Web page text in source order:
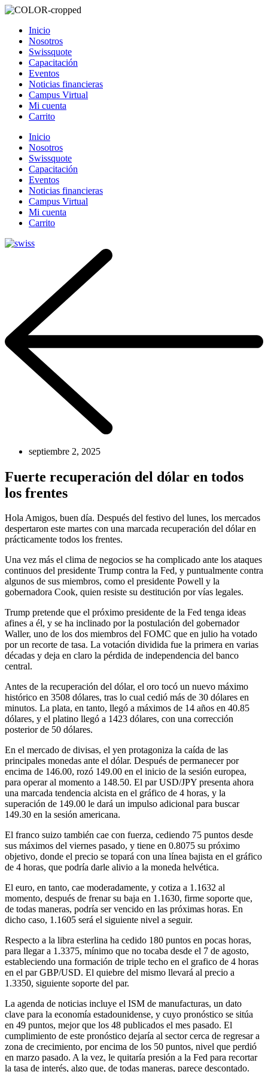
Inicio
Nosotros
Swissquote
Capacitación
Eventos
Noticias financieras
Campus Virtual
Mi cuenta
Carrito
Inicio
Nosotros
Swissquote
Capacitación
Eventos
Noticias financieras
Campus Virtual
Mi cuenta
Carrito
septiembre 2, 2025
Fuerte recuperación del dólar en todos
los frentes
Hola Amigos, buen día. Después del festivo del lunes, los mercados
despertaron este martes con una marcada recuperación del dólar en
prácticamente todos los frentes.
Una vez más el clima de negocios se ha complicado ante los ataques
continuos del presidente Trump contra la Fed, y puntualmente contra
algunos de sus miembros, como el presidente Powell y la
gobernadora Cook, quien resiste su destitución por vías legales.
Trump pretende que el próximo presidente de la Fed tenga ideas
afines a él, y se ha inclinado por la postulación del gobernador
Waller, uno de los dos miembros del FOMC que en julio ha votado
por un recorte de tasa. La votación dividida fue la primera en varias
décadas y deja en claro la pérdida de independencia del banco
central.
Antes de la recuperación del dólar, el oro tocó un nuevo máximo
histórico en 3508 dólares, tras lo cual cedió más de 30 dólares en
minutos. La plata, en tanto, llegó a máximos de 14 años en 40.85
dólares, y el platino llegó a 1423 dólares, con una corrección
posterior de 50 dólares.
En el mercado de divisas, el yen protagoniza la caída de las
principales monedas ante el dólar. Después de permanecer por
encima de 146.00, rozó 149.00 en el inicio de la sesión europea,
para operar al momento a 148.50. El par USD/JPY presenta ahora
una marcada tendencia alcista en el gráfico de 4 horas, y la
superación de 149.00 le dará un impulso adicional para buscar
149.30 en la sesión americana.
El franco suizo también cae con fuerza, cediendo 75 puntos desde
sus máximos del viernes pasado, y tiene en 0.8075 su próximo
objetivo, donde el precio se topará con una línea bajista en el gráfico
de 4 horas, que podría darle alivio a la moneda helvética.
El euro, en tanto, cae moderadamente, y cotiza a 1.1632 al
momento, después de frenar su baja en 1.1630, firme soporte que,
de todas maneras, podría ser vencido en las próximas horas. En
dicho caso, 1.1605 será el siguiente nivel a seguir.
Respecto a la libra esterlina ha cedido 180 puntos en pocas horas,
para llegar a 1.3375, mínimo que no tocaba desde el 7 de agosto,
estableciendo una formación de triple techo en el grafico de 4 horas
en el par GBP/USD. El quiebre del mismo llevará al precio a
1.3350, siguiente soporte del par.
La agenda de noticias incluye el ISM de manufacturas, un dato
clave para la economía estadounidense, y cuyo pronóstico se sitúa
en 49 puntos, mejor que los 48 publicados el mes pasado. El
cumplimiento de este pronóstico dejaría al sector cerca de regresar a
zona de crecimiento, por encima de los 50 puntos, nivel que perdió
en marzo pasado. A la vez, le quitaría presión a la Fed para recortar
la tasa de interés, algo que, de todas maneras, parece descontado.